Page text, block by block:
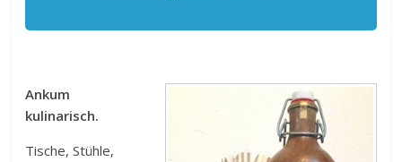
Ankum
kulinarisch.
Tische, Stühle,